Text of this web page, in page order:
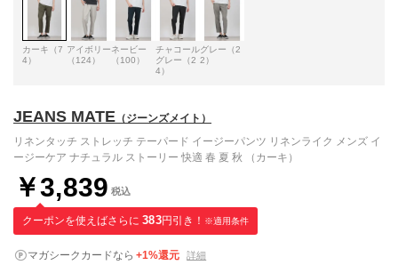
カーキ（7
4）
アイボリー
（124）
ネービー
（100）
チャコール
グレー（2
4）
グレー（2
2）
JEANS MATE （ジーンズメイト）
リネンタッチ ストレッチ テーパード イージーパンツ リネンライク メンズ イ
ージーケア ナチュラル ストーリー 快適 春 夏 秋 （カーキ）
￥3,839 税込
クーポンを使えばさらに 383円引き！ ※適用条件
マガシークカードなら +1%還元 詳細